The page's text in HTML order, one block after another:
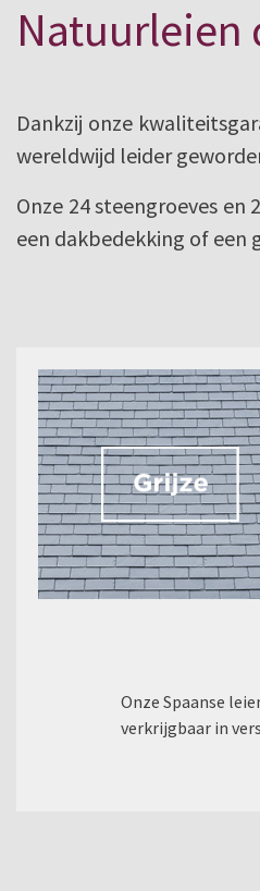
en beschikken
Natuurleien
Dankzij onze
wereldwijd leider
Onze 24 steengroeves
een dakbedekking of een
Onze Spaanse
verkrijgbaar in